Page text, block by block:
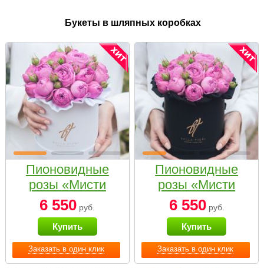
Букеты в шляпных коробках
Заказать в один клик
Пионовидные
розы «Мисти
бабблс» в белой
коробке Small
6 550 руб.
Купить
Заказать в один клик
Пионовидные
розы «Мисти
бабблс» в
черной коробке
Small
6 550руб.
Купить